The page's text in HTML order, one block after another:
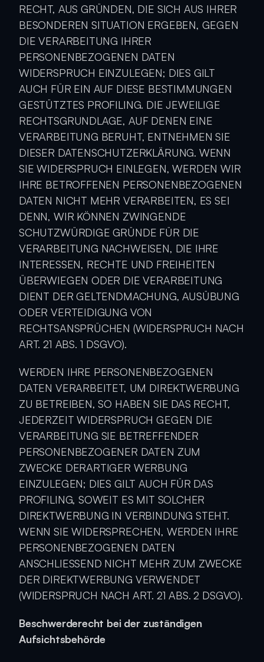
RECHT, AUS GRÜNDEN, DIE SICH AUS IHRER
BESONDEREN SITUATION ERGEBEN, GEGEN
DIE VERARBEITUNG IHRER
PERSONENBEZOGENEN DATEN
WIDERSPRUCH EINZULEGEN; DIES GILT
AUCH FÜR EIN AUF DIESE BESTIMMUNGEN
GESTÜTZTES PROFILING. DIE JEWEILIGE
RECHTSGRUNDLAGE, AUF DENEN EINE
VERARBEITUNG BERUHT, ENTNEHMEN SIE
DIESER DATENSCHUTZERKLÄRUNG. WENN
SIE WIDERSPRUCH EINLEGEN, WERDEN WIR
IHRE BETROFFENEN PERSONENBEZOGENEN
DATEN NICHT MEHR VERARBEITEN, ES SEI
DENN, WIR KÖNNEN ZWINGENDE
SCHUTZWÜRDIGE GRÜNDE FÜR DIE
VERARBEITUNG NACHWEISEN, DIE IHRE
INTERESSEN, RECHTE UND FREIHEITEN
ÜBERWIEGEN ODER DIE VERARBEITUNG
DIENT DER GELTENDMACHUNG, AUSÜBUNG
ODER VERTEIDIGUNG VON
RECHTSANSPRÜCHEN (WIDERSPRUCH NACH
ART. 21 ABS. 1 DSGVO).
WERDEN IHRE PERSONENBEZOGENEN
DATEN VERARBEITET, UM DIREKTWERBUNG
ZU BETREIBEN, SO HABEN SIE DAS RECHT,
JEDERZEIT WIDERSPRUCH GEGEN DIE
VERARBEITUNG SIE BETREFFENDER
PERSONENBEZOGENER DATEN ZUM
ZWECKE DERARTIGER WERBUNG
EINZULEGEN; DIES GILT AUCH FÜR DAS
PROFILING, SOWEIT ES MIT SOLCHER
DIREKTWERBUNG IN VERBINDUNG STEHT.
WENN SIE WIDERSPRECHEN, WERDEN IHRE
PERSONENBEZOGENEN DATEN
ANSCHLIESSEND NICHT MEHR ZUM ZWECKE
DER DIREKTWERBUNG VERWENDET
(WIDERSPRUCH NACH ART. 21 ABS. 2 DSGVO).
Beschwerde­recht bei der zuständigen
Aufsichts­behörde